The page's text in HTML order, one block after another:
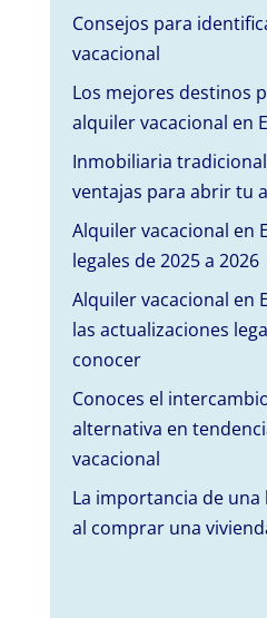
Consejos para
vacacional
Los mejores destinos
alquiler vacacional en
Inmobiliaria
ventajas para abrir tu
Alquiler vacacional en
legales de 2025 a 2026
Alquiler vacacional en
las actualizaciones
conocer
Conoces el
alternativa en
vacacional
La importancia de
al comprar una